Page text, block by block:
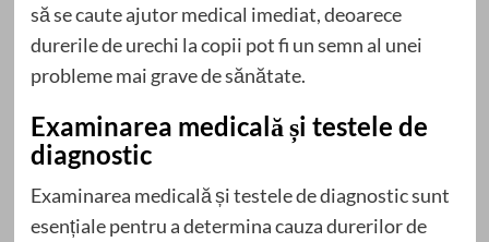
să se caute ajutor medical imediat, deoarece
durerile de urechi la copii pot fi un semn al unei
probleme mai grave de sănătate.
Examinarea medicală și testele de
diagnostic
Examinarea medicală și testele de diagnostic sunt
esențiale pentru a determina cauza durerilor de